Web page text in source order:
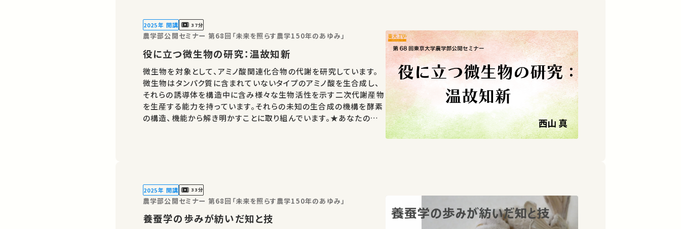
2025年 開講 37分
農学部公開セミナー 第68回「未来を照らす農学150年のあゆみ」
役に立つ微生物の研究：温故知新
微生物を対象として、アミノ酸関連化合物の代謝を研究しています。
微生物はタンパク質に含まれていないタイプのアミノ酸を生合成し、
それらの誘導体を構造中に含み様々な生物活性を示す二次代謝産物
を生産する能力を持っています。それらの未知の生合成の機構を酵素
の構造、機能から解き明かすことに取り組んでいます。★あなたのシェ
2025年 開講 33分
農学部公開セミナー 第68回「未来を照らす農学150年のあゆみ」
養蚕学の歩みが紡いだ知と技